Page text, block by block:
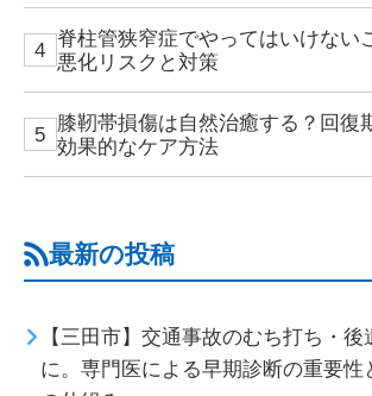
脊柱管狭窄症でやってはいけない
悪化リスクと対策
膝靭帯損傷は自然治癒する？回復
効果的なケア方法
最新の投稿
【三田市】交通事故のむち打ち・
に。専門医による早期診断の重要性